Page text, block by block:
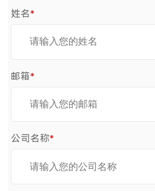
姓名*
邮箱*
公司名称*